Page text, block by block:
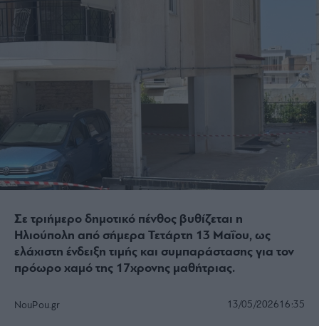
Σε τριήμερο δημοτικό πένθος βυθίζεται η
Ηλιούπολη από σήμερα Τετάρτη 13 Μαΐου, ως
ελάχιστη ένδειξη τιμής και συμπαράστασης για τον
πρόωρο χαμό της 17χρονης μαθήτριας.
NouPou.gr 13/05/202616:35